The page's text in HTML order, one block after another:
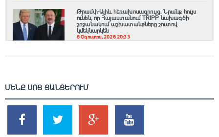
Թրամփ-Ալիև հեռախոսազրույց. Նրանք հույս
ունեն, որ Հայաստանում TRIPP նախագծի
շրջանակում աշխատանքները շուտով
կմեկնարկեն
8 Օգոստոս, 2026 20:33
ՄԵՆՔ ՍՈՑ ՑԱՆՑԵՐՈՒՄ
2k
SHARES
1.5k
TWEETS
203
SHARES
620
SHARES